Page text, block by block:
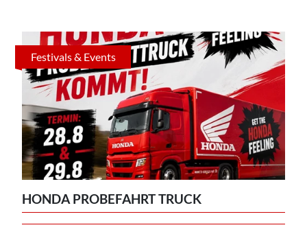
Festivals & Events
HONDA PROBEFAHRT TRUCK